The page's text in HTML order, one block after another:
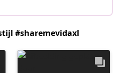
#sharemevidaxl